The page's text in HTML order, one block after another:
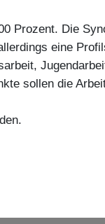
Prozent. Die
eine
sollen die